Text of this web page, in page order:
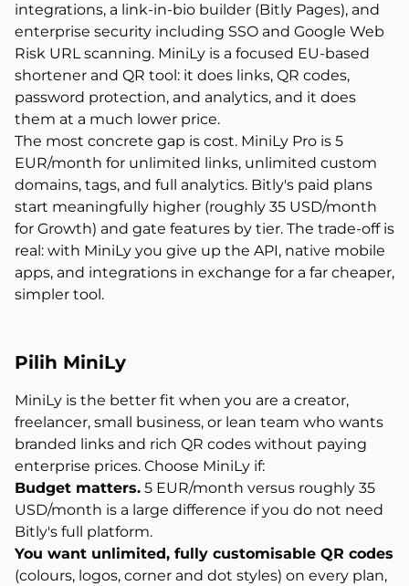
integrations, a link-in-bio builder (Bitly Pages), and
enterprise security including SSO and Google Web
Risk URL scanning. MiniLy is a focused EU-based
shortener and QR tool: it does links, QR codes,
password protection, and analytics, and it does
them at a much lower price.
The most concrete gap is cost. MiniLy Pro is 5
EUR/month for unlimited links, unlimited custom
domains, tags, and full analytics. Bitly's paid plans
start meaningfully higher (roughly 35 USD/month
for Growth) and gate features by tier. The trade-off is
real: with MiniLy you give up the API, native mobile
apps, and integrations in exchange for a far cheaper,
simpler tool.
Pilih MiniLy
MiniLy is the better fit when you are a creator,
freelancer, small business, or lean team who wants
branded links and rich QR codes without paying
enterprise prices. Choose MiniLy if:
Budget matters. 5 EUR/month versus roughly 35
USD/month is a large difference if you do not need
Bitly's full platform.
You want unlimited, fully customisable QR codes
(colours, logos, corner and dot styles) on every plan,